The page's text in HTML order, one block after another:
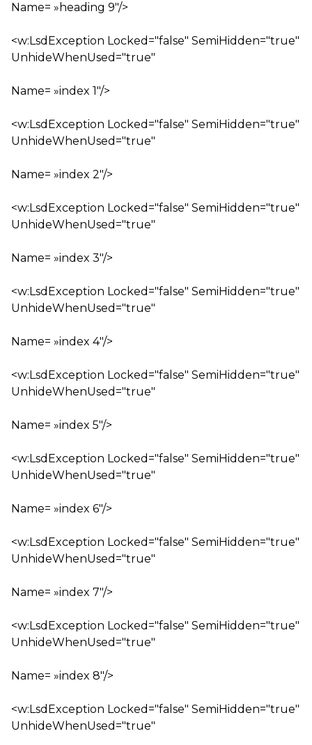
Name= »heading 9″/>
<w:LsdException Locked="false" SemiHidden="true"
UnhideWhenUsed="true"
Name= »index 1″/>
<w:LsdException Locked="false" SemiHidden="true"
UnhideWhenUsed="true"
Name= »index 2″/>
<w:LsdException Locked="false" SemiHidden="true"
UnhideWhenUsed="true"
Name= »index 3″/>
<w:LsdException Locked="false" SemiHidden="true"
UnhideWhenUsed="true"
Name= »index 4″/>
<w:LsdException Locked="false" SemiHidden="true"
UnhideWhenUsed="true"
Name= »index 5″/>
<w:LsdException Locked="false" SemiHidden="true"
UnhideWhenUsed="true"
Name= »index 6″/>
<w:LsdException Locked="false" SemiHidden="true"
UnhideWhenUsed="true"
Name= »index 7″/>
<w:LsdException Locked="false" SemiHidden="true"
UnhideWhenUsed="true"
Name= »index 8″/>
<w:LsdException Locked="false" SemiHidden="true"
UnhideWhenUsed="true"